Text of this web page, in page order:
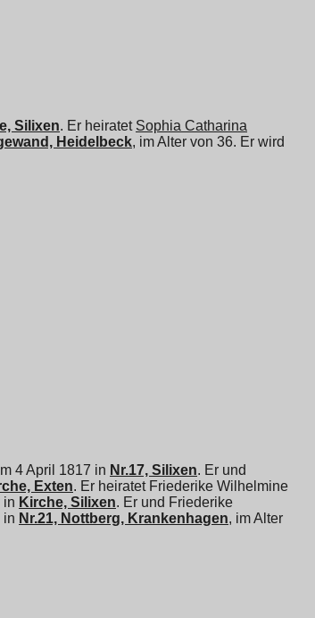
Silixen. Er heiratet Sophia Catharina
Heidelbeck, im Alter von 36. Er wird
4 April 1817 in Nr.17, Silixen. Er und
Exten. Er heiratet Friederike Wilhelmine
in Kirche, Silixen. Er und Friederike
in Nr.21, Nottberg, Krankenhagen, im Alter